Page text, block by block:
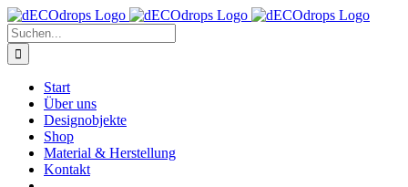
Zum
Inhalt
springen
Suche
nach:
Start
Über uns
Designobjekte
Shop
Material & Herstellung
Kontakt